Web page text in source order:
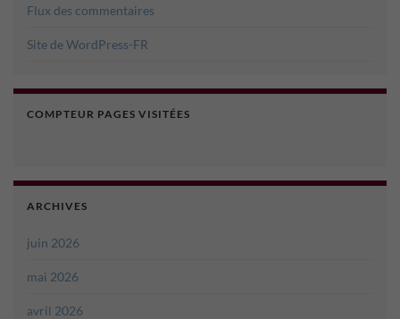
Flux des commentaires
Site de WordPress-FR
COMPTEUR PAGES VISITÉES
ARCHIVES
juin 2026
mai 2026
avril 2026